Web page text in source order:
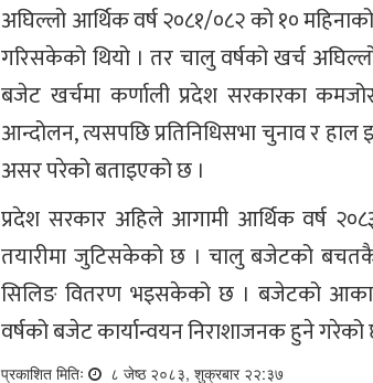
अघिल्लो आर्थिक वर्ष २०८१/०८२ को १०
गरिसकेको थियो । तर चालु वर्षको खर्च
बजेट खर्चमा कर्णाली प्रदेश सरकारका
आन्दोलन, त्यसपछि प्रतिनिधिसभा चुनाव र हाल
असर परेको बताइएको छ ।
प्रदेश सरकार अहिले आगामी आर्थिक वर्ष
तयारीमा जुटिसकेको छ । चालु बजेटको
सिलिङ वितरण भइसकेको छ । बजेटको आकार
वर्षको बजेट कार्यान्वयन निराशाजनक हुने गरेको
प्रकाशित मितिः ८ जेष्ठ २०८३, शुक्रबार २२:३७